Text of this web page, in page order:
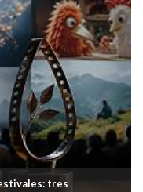
tres